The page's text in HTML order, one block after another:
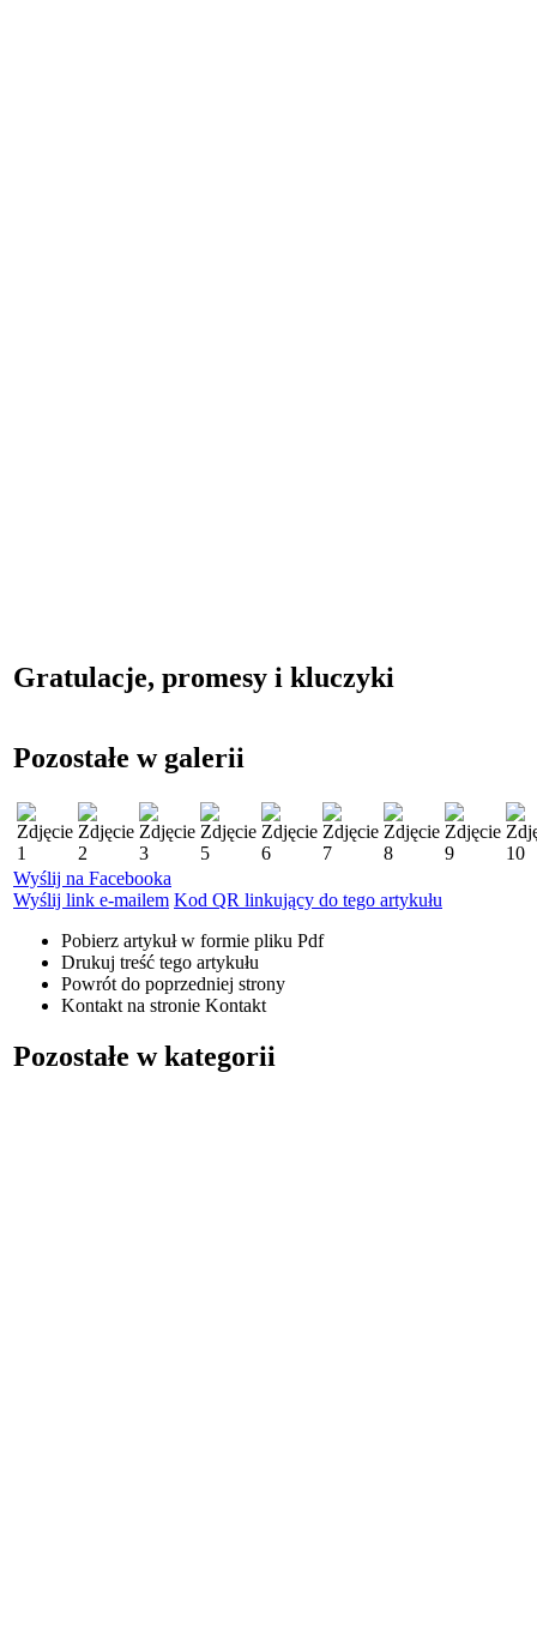
Gratulacje, promesy i kluczyki
Pozostałe w galerii
Wyślij na Facebooka
Wyślij link e-mailem Kod QR linkujący do tego artykułu
Pobierz artykuł w formie pliku Pdf
Drukuj treść tego artykułu
Powrót do poprzedniej strony
Kontakt na stronie Kontakt
Pozostałe w kategorii